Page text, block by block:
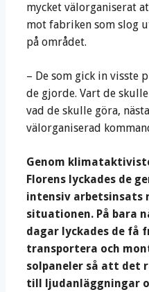
mycket välorganiserat
mot fabriken som slog
på området.
– De som gick in visste
de gjorde. Vart de
vad de skulle göra,
välorganiserad
Genom
Florens lyckades de
intensiv arbetsinsats
situationen. På bara
dagar lyckades de få
transportera och
solpaneler så att det
till ljudanläggningar